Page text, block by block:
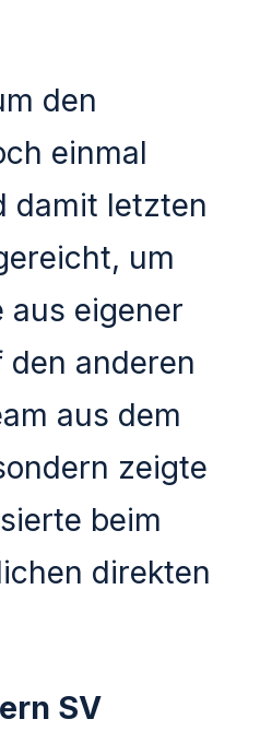
den
einmal
damit letzten
um
aus eigener
anderen
aus dem
zeigte
beim
direkten
SV